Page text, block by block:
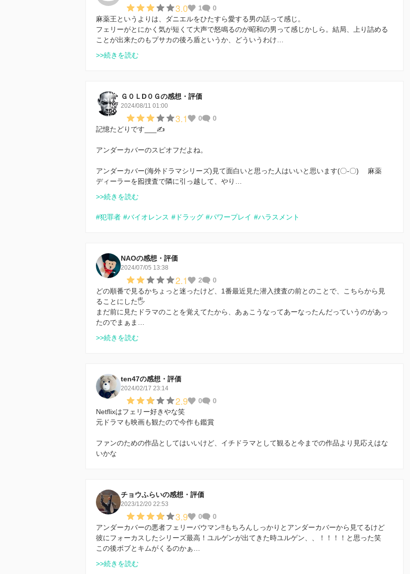
3.0 1
0
麻薬王というよりは、ダニエルをひたすら愛する男の話って感じ。
フェリーがとにかく気が短くて大声で怒鳴るのが昭和の男って感じかしら。結局、上り詰める
ことが出来たのもプサカの後ろ盾というか、どういうわけ…
>>続きを読む
Ｇ０ＬD０Ｇの感想・評価
2024/08/11 01:00
3.1 0
0
記憶たどりです___✍️
アンダーカバーのスピオフだよね。
アンダーカバー(海外ドラマシリーズ)見て面白いと思った人はいいと思います(〇-〇)ゞ 麻薬
ディーラーを囮捜査で隣に引っ越して、やり…
>>続きを読む
#犯罪者 #バイオレンス #ドラッグ #パワープレイ #ハラスメント
NAOの感想・評価
2024/07/05 13:38
2.1 2
0
どの順番で見るかちょっと迷ったけど、1番最近見た潜入捜査の前とのことで、こちらから見
ることにした🖐️
まだ前に見たドラマのことを覚えてたから、あぁこうなってあーなったんだっていうのがあっ
たのでまぁま…
>>続きを読む
ten47の感想・評価
2024/02/17 23:14
2.9 0
0
Netflixはフェリー好きやな笑
元ドラマも映画も観たので今作も鑑賞
ファンのための作品としてはいいけど、イチドラマとして観ると今までの作品より見応えはな
いかな
チョウふらいの感想・評価
2023/12/20 22:53
3.9 0
0
アンダーカバーの悪者フェリーバウマン‼️もちろんしっかりとアンダーカバーから見てるけど
彼にフォーカスしたシリーズ最高！ユルゲンが出てきた時ユルゲン、、！！！！と思った笑
この後ボブとキムがくるのかぁ…
>>続きを読む